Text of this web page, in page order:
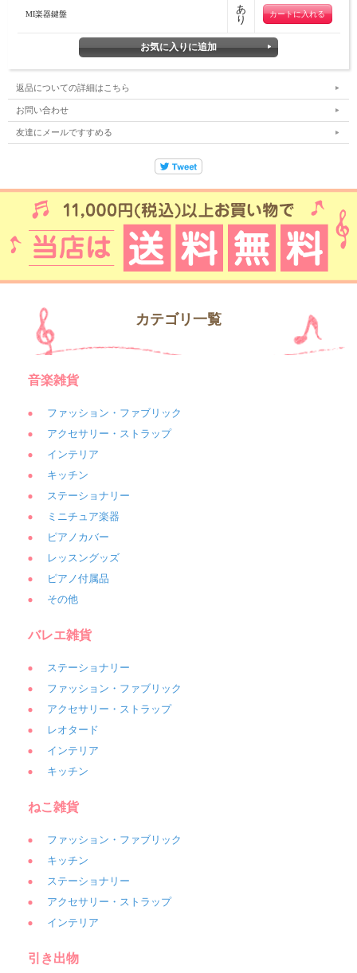
MI楽器鍵盤
あ
り
返品についての詳細はこちら
お問い合わせ
友達にメールですすめる
カテゴリ一覧
音楽雑貨
ファッション・ファブリック
アクセサリー・ストラップ
インテリア
キッチン
ステーショナリー
ミニチュア楽器
ピアノカバー
レッスングッズ
ピアノ付属品
その他
バレエ雑貨
ステーショナリー
ファッション・ファブリック
アクセサリー・ストラップ
レオタード
インテリア
キッチン
ねこ雑貨
ファッション・ファブリック
キッチン
ステーショナリー
アクセサリー・ストラップ
インテリア
引き出物